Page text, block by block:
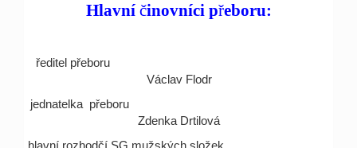
Hlavní činovníci přeboru:
ředitel přeboru
Václav Flodr
jednatelka přeboru
Zdenka Drtilová